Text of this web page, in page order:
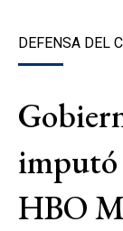
DEFENSA DEL
imputó
HBO